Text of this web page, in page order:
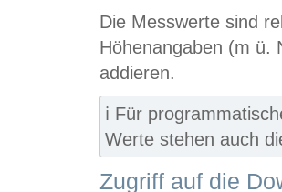
Die Messwerte sind
Höhenangaben (m ü.
addieren.
ℹ️ Für
Werte stehen auch
Zugriff auf die